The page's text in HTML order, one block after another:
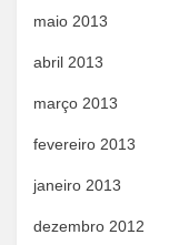
maio 2013
abril 2013
março 2013
fevereiro 2013
janeiro 2013
dezembro 2012